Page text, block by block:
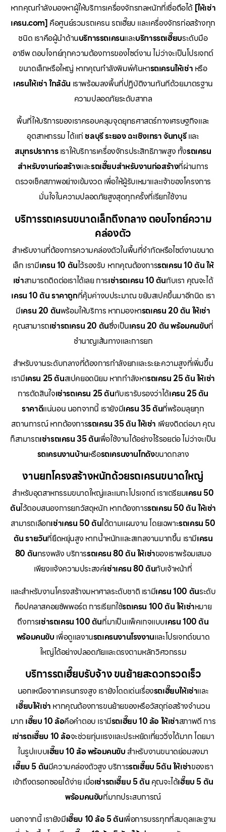
หากคุณกำลังมองหาผู้ให้บริการเครื่องจักรกลหนักที่เชื่อถือได้ [ให้เช่า
เครน.com] คือศูนย์รวมรถเครน รถเฮี๊ยบ และเครื่องจักรก่อสร้างทุก
ชนิด เราคือผู้นำด้านบริการรถเครนและบริการรถเฮี๊ยบระดับมือ
อาชีพ ตอบโจทย์ทุกความต้องการของไซต์งาน ไม่ว่าจะเป็นโปรเจกต์
ขนาดเล็กหรือใหญ่ หากคุณกำลังพิมพ์ค้นหารถเครนให้เช่า หรือ
เครนให้เช่าใกล้ฉัน เราพร้อมลงพื้นที่ปฏิบัติงานทันทีด้วยมาตรฐาน
ความปลอดภัยระดับสากล
พื้นที่ให้บริการของเราครอบคลุมจุดยุทธศาสตร์ทางเศรษฐกิจและ
อุตสาหกรรม ได้แก่ชลบุรีระยองฉะเชิงเทราจันทบุรีและ
สมุทรปราการเราให้บริการเครื่องจักรประสิทธิภาพสูง ทั้งรถเครน
สำหรับงานก่อสร้างและรถเฮี๊ยบสำหรับงานก่อสร้างที่ผ่านการ
ตรวจเช็คสภาพอย่างเข้มงวด เพื่อให้ผู้รับเหมาและเจ้าของโครงการ
มั่นใจในความปลอดภัยสูงสุดทุกครั้งที่เรียกใช้งาน
บริการรถเครนขนาดเล็กถึงกลาง ตอบโจทย์ความ
คล่องตัว
สำหรับงานที่ต้องการความคล่องตัวในพื้นที่จำกัดหรือไซต์งานขนาด
เล็ก เรามีเครน 10 ตันไว้รองรับ หากคุณต้องการรถเครน 10 ตัน ให้
เช่าสามารถติดต่อเราได้เลย การเช่ารถเครน 10 ตันกับเรา คุณจะได้
เครน 10 ตัน ราคาถูกที่คุ้มค่างบประมาณ ขยับสเปคขึ้นมาอีกนิด เรา
มีเครน 20 ตันพร้อมให้บริการ หากมองหารถเครน 20 ตัน ให้เช่า
คุณสามารถเช่ารถเครน 20 ตันซึ่งเป็นเครน 20 ตัน พร้อมคนขับที่
ชำนาญเส้นทางและการยก
สำหรับงานระดับกลางที่ต้องการกำลังยกและระยะความสูงที่เพิ่มขึ้น
เรามีเครน 25 ตันสเปคยอดนิยม หากกำลังหารถเครน 25 ตัน ให้เช่า
การตัดสินใจเช่ารถเครน 25 ตันกับเรารับรองว่าได้เครน 25 ตัน
ราคาดีแน่นอน นอกจากนี้ เรายังมีเครน 35 ตันที่พร้อมลุยทุก
สถานการณ์ หากต้องการรถเครน 35 ตัน ให้เช่า เพียงติดต่อมา คุณ
ก็สามารถเช่ารถเครน 35 ตันเพื่อใช้งานได้อย่างไร้รอยต่อ ไม่ว่าจะเป็น
รถเครนงานบ้านหรือรถเครนงานโกดังขนาดกลาง
งานยกโครงสร้างหนักด้วยรถเครนขนาดใหญ่
สำหรับอุตสาหกรรมขนาดใหญ่และเมกะโปรเจกต์ เราเตรียมเครน 50
ตันไว้ตอบสนองการยกวัสดุหนัก หากต้องการรถเครน 50 ตัน ให้เช่า
สามารถเลือกเช่าเครน 50 ตันได้ตามแผนงาน โดยเฉพาะรถเครน 50
ตัน รายวันที่ยืดหยุ่นสูง หากน้ำหนักและสเกลงานมากขึ้น เรามีเครน
80 ตันทรงพลัง บริการรถเครน 80 ตัน ให้เช่าของเราพร้อมเสมอ
เพียงแจ้งความประสงค์เช่าเครน 80 ตันกับเจ้าหน้าที่
และสำหรับงานโครงสร้างมหาศาลระดับชาติ เรามีเครน 100 ตันระดับ
ท็อปคลาสคอยซัพพอร์ต การเรียกใช้รถเครน 100 ตัน ให้เช่าหมาย
ถึงการเช่ารถเครน 100 ตันที่มาเป็นแพ็คเกจแบบเครน 100 ตัน
พร้อมคนขับ เพื่อดูแลงานรถเครนงานโรงงานและโปรเจกต์ขนาด
ใหญ่ได้อย่างปลอดภัยและตรงตามหลักวิศวกรรม
บริการรถเฮี๊ยบรับจ้าง ขนย้ายสะดวกรวดเร็ว
นอกเหนือจากเครนทรงสูง เรายังโดดเด่นเรื่องรถเฮี๊ยบให้เช่าและ
เฮี๊ยบให้เช่า หากคุณต้องการขนย้ายของหรือวัสดุก่อสร้างจำนวน
มาก เฮี๊ยบ 10 ล้อคือคำตอบ เรามีรถเฮี๊ยบ 10 ล้อ ให้เช่าสภาพดี การ
เช่ารถเฮี๊ยบ 10 ล้อจะช่วยทุ่นแรงและประหยัดเที่ยววิ่งได้มาก โดยมา
ในรูปแบบเฮี๊ยบ 10 ล้อ พร้อมคนขับ สำหรับงานขนาดย่อมลงมา
เฮี๊ยบ 5 ตันมีความคล่องตัวสูง บริการรถเฮี๊ยบ 5ตัน ให้เช่าของเรา
เข้าถึงตรอกซอยได้ง่าย เมื่อเช่ารถเฮี๊ยบ 5 ตัน คุณจะได้เฮี๊ยบ 5 ตัน
พร้อมคนขับที่มากประสบการณ์
นอกจากนี้ เรายังมีเฮี๊ยบ 10 ล้อ 5 ตันเพื่อการบรรทุกที่สมดุลและฐาน